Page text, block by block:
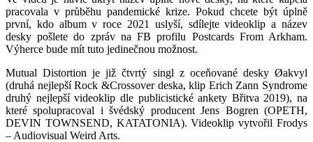
pracovala v průběhu pandemické krize. Pokud chcete být úplně
první, kdo album v roce 2021 uslyší, sdílejte videoklip a název
desky pošlete do zpráv na FB profilu Postcards From Arkham.
Výherce bude mít tuto jedinečnou možnost.
Mutual Distortion je již čtvrtý singl z oceňované desky Øakvyl
(druhá nejlepší Rock &Crossover deska, klip Erich Zann Syndrome
druhý nejlepší videoklip dle publicistické ankety Břitva 2019), na
které spolupracoval i švédský producent Jens Bogren (OPETH,
DEVIN TOWNSEND, KATATONIA). Videoklip vytvořil Frodys
– Audiovisual Weird Arts.